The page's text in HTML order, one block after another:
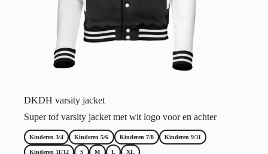
DKDH varsity jacket
Super tof varsity jacket met wit logo voor en achter
Kinderen 3/4 Kinderen 5/6 Kinderen 7/8 Kinderen 9/11
Kinderen 11/12 S M L XL